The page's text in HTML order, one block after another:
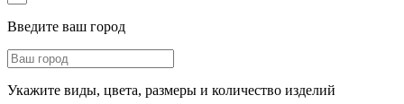
Введите ваш город
Укажите виды, цвета, размеры и количество изделий